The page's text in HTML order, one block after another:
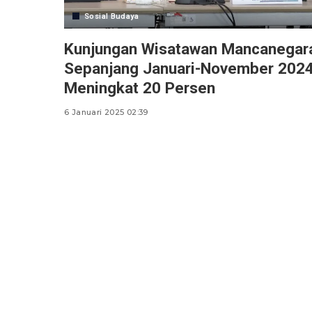
Sosial Budaya
Kunjungan Wisatawan
Sepanjang Januari-November
Meningkat 20 Persen
6 Januari 2025 02:39